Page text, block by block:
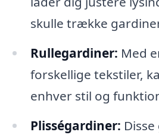
skulle trække
Rullegardiner: Med
forskellige tekstiler,
enhver stil og
Plisségardiner: